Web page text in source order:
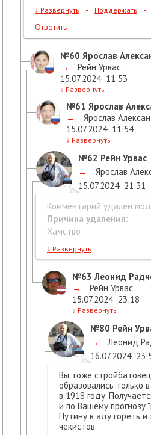
↓ Развернуть • Поддержать •
Ответить
№60 Ярослав
→
Рейн Урвас
15.07.2024 11:53
↓ Развернуть
№61 Ярослав
→
Ярослав
15.07.2024 11:54
↓ Развернуть
№62 Рейн Урвас
→
Ярослав
15.07.2024 21:31
Комментарий удален
Причина удаления:
Хамство
↓ Развернуть
№63 Леонид
→
Рейн Урвас
15.07.2024 23:18
↓ Развернуть
№80 Рейн
→
Леонид
16.07.2024
Вы тоже
образовались только
в 1918 году.
и по Вашему прогнозу
Путину в аду гореть и
чекистов.